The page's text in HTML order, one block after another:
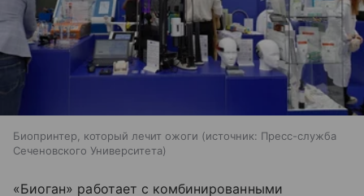
Биопринтер, который лечит ожоги источник: Пресс-служба
Сеченовского Университета
«Биоган» работает с комбинированными